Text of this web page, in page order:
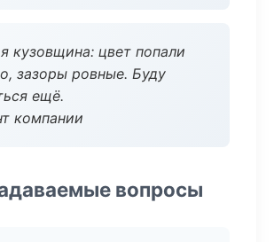
кузовщина: цвет попали
зазоры ровные. Буду
ещё.
компании
вопросы